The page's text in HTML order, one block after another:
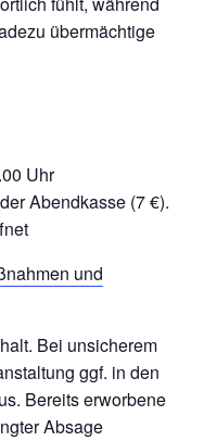
übermächtige
Uhr
Abendkasse (7 €).
und
Bei unsicherem
ggf. in den
Bereits erworbene
Absage